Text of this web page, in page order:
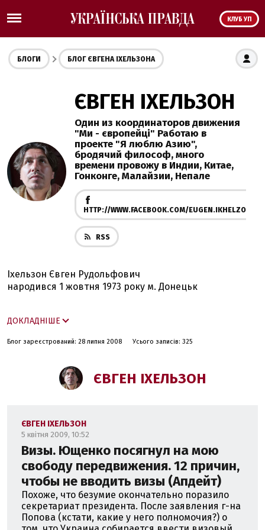
КЛУБ УП
БЛОГИ БЛОГ ЄВГЕНА ІХЕЛЬЗОНА
ЄВГЕН ІХЕЛЬЗОН
Один из координаторов движения
"Ми - європейці" Работаю в
проекте "Я люблю Азию",
бродячий философ, много
времени провожу в Индии, Китае,
Гонконге, Малайзии, Непале
HTTP://WWW.FACEBOOK.COM/EUGEN.IKHELZON
RSS
Іхельзон Євген Рудольфович
народився 1 жовтня 1973 року м. Донецьк
гандбол, хуліганіл
Технічна освіта - складач вручну, коректор, СПТУ 117,
м. Донецьк
історія релігії, релігієзнавство.
Вища незакінчена, Донецький державний
Працював:
- лаборант кабінета хімії СШ №25 м. Донецьк, 1990
- пліточник 3-го розряду "Донбассотделстрой", 1991
- редактор будійського видавництва "Махасангха" -
1991-1994
- викладач історії України - Середня школа села
Новобахмутовка Ясиноватського району Донецької
області, 1993
- викладач історії релігії - СШ №37 м. Донецьк, 1993
ДОКЛАДНІШЕ
Блог зареєстрований: 28 липня 2008 Усього записів: 325
ЄВГЕН ІХЕЛЬЗОН
ЄВГЕН ІХЕЛЬЗОН
5 квітня 2009, 10:52
Визы. Ющенко посягнул на мою
свободу передвижения. 12 причин,
чтобы не вводить визы (Апдейт)
Похоже, что безумие окончательно поразило
секретариат президента. После заявления г-на
Попова (кстати, какие у него полномочия?) о